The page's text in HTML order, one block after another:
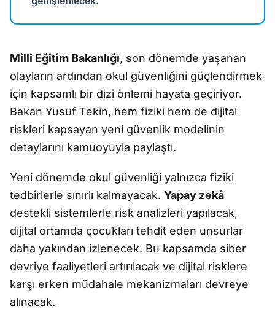
Milli Eğitim Bakanlığı, son dönemde yaşanan
olayların ardından okul güvenliğini güçlendirmek
için kapsamlı bir dizi önlemi hayata geçiriyor.
Bakan Yusuf Tekin, hem fiziki hem de dijital
riskleri kapsayan yeni güvenlik modelinin
detaylarını kamuoyuyla paylaştı.
Yeni dönemde okul güvenliği yalnızca fiziki
tedbirlerle sınırlı kalmayacak. Yapay zekâ
destekli sistemlerle risk analizleri yapılacak,
dijital ortamda çocukları tehdit eden unsurlar
daha yakından izlenecek. Bu kapsamda siber
devriye faaliyetleri artırılacak ve dijital risklere
karşı erken müdahale mekanizmaları devreye
alınacak.